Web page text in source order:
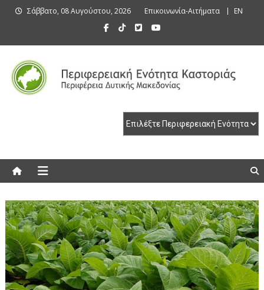
Σάββατο, 08 Αυγούστου, 2026 Επικοινωνία-Αιτήματα EN